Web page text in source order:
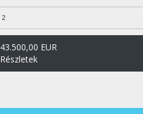
2
43.500,00 EUR
Részletek